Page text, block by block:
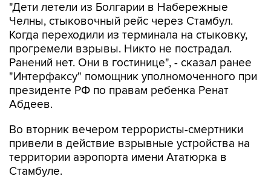
"Дети летели из Болгарии в Набережные
Челны, стыковочный рейс через Стамбул.
Когда переходили из терминала на стыковку,
прогремели взрывы. Никто не пострадал.
Ранений нет. Они в гостинице", - сказал ранее
"Интерфаксу" помощник уполномоченного при
президенте РФ по правам ребенка Ренат
Абдеев.
Во вторник вечером террористы-смертники
привели в действие взрывные устройства на
территории аэропорта имени Ататюрка в
Стамбуле.